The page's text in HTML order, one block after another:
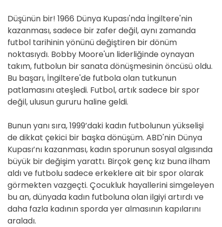
Düşünün bir! 1966 Dünya Kupası'nda İngiltere'nin
kazanması, sadece bir zafer değil, aynı zamanda
futbol tarihinin yönünü değiştiren bir dönüm
noktasıydı. Bobby Moore'un liderliğinde oynayan
takım, futbolun bir sanata dönüşmesinin öncüsü oldu.
Bu başarı, İngiltere'de futbola olan tutkunun
patlamasını ateşledi. Futbol, artık sadece bir spor
değil, ulusun gururu haline geldi.
Bunun yanı sıra, 1999’daki kadın futbolunun yükselişi
de dikkat çekici bir başka dönüşüm. ABD'nin Dünya
Kupası’nı kazanması, kadın sporunun sosyal algısında
büyük bir değişim yarattı. Birçok genç kız buna ilham
aldı ve futbolu sadece erkeklere ait bir spor olarak
görmekten vazgeçti. Çocukluk hayallerini simgeleyen
bu an, dünyada kadın futboluna olan ilgiyi artırdı ve
daha fazla kadının sporda yer almasının kapılarını
araladı.